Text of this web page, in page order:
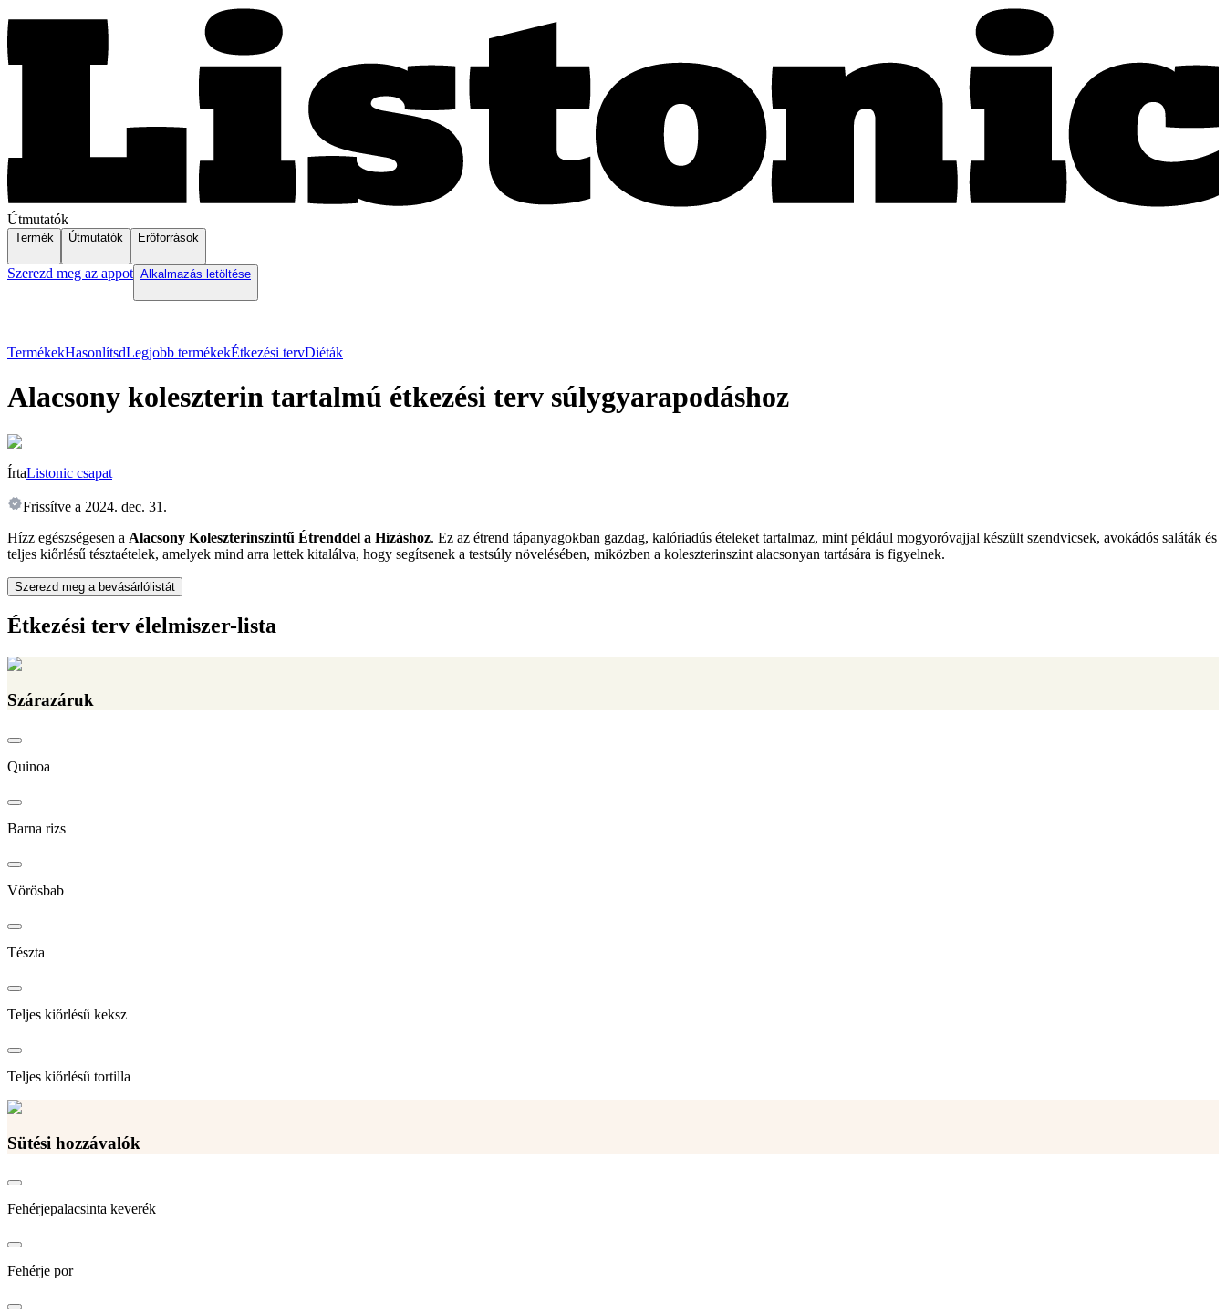
Útmutatók
Termék Útmutatók Erőforrások
Szerezd meg az appot Alkalmazás letöltése
TermékekHasonlítsdLegjobb termékekÉtkezési tervDiéták
Alacsony koleszterin tartalmú étkezési terv súlygyarapodáshoz
ÍrtaListonic csapat
Frissítve a 2024. dec. 31.
Hízz egészségesen a Alacsony Koleszterinszintű Étrenddel a Hízáshoz. Ez az étrend tápanyagokban gazdag, kalóriadús ételeket tartalmaz, mint például mogyoróvajjal készült szendvicsek, avokádós saláták és
teljes kiőrlésű tésztaételek, amelyek mind arra lettek kitalálva, hogy segítsenek a testsúly növelésében, miközben a koleszterinszint alacsonyan tartására is figyelnek.
Szerezd meg a bevásárlólistát
Étkezési terv élelmiszer-lista
Szárazáruk
Quinoa
Barna rizs
Vörösbab
Tészta
Teljes kiőrlésű keksz
Teljes kiőrlésű tortilla
Sütési hozzávalók
Fehérjepalacsinta keverék
Fehérje por